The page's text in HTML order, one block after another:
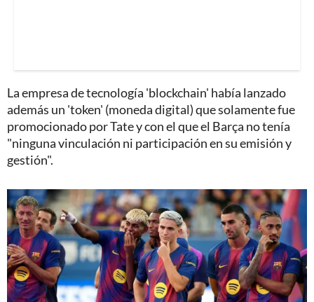
La empresa de tecnología 'blockchain' había lanzado
además un 'token' (moneda digital) que solamente fue
promocionado por Tate y con el que el Barça no tenía
"ninguna vinculación ni participación en su emisión y
gestión".